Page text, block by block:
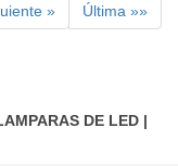
» Última »»
DE LED |